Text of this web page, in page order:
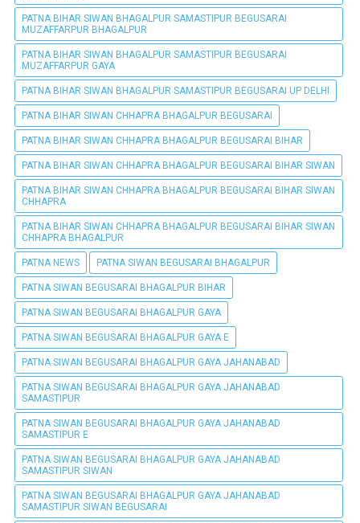
PATNA BIHAR SIWAN BHAGALPUR SAMASTIPUR BEGUSARAI
MUZAFFARPUR BHAGALPUR
PATNA BIHAR SIWAN BHAGALPUR SAMASTIPUR BEGUSARAI
MUZAFFARPUR GAYA
PATNA BIHAR SIWAN BHAGALPUR SAMASTIPUR BEGUSARAI UP DELHI
PATNA BIHAR SIWAN CHHAPRA BHAGALPUR BEGUSARAI
PATNA BIHAR SIWAN CHHAPRA BHAGALPUR BEGUSARAI BIHAR
PATNA BIHAR SIWAN CHHAPRA BHAGALPUR BEGUSARAI BIHAR SIWAN
PATNA BIHAR SIWAN CHHAPRA BHAGALPUR BEGUSARAI BIHAR SIWAN
CHHAPRA
PATNA BIHAR SIWAN CHHAPRA BHAGALPUR BEGUSARAI BIHAR SIWAN
CHHAPRA BHAGALPUR
PATNA NEWS PATNA SIWAN BEGUSARAI BHAGALPUR
PATNA SIWAN BEGUSARAI BHAGALPUR BIHAR
PATNA SIWAN BEGUSARAI BHAGALPUR GAYA
PATNA SIWAN BEGUSARAI BHAGALPUR GAYA E
PATNA SIWAN BEGUSARAI BHAGALPUR GAYA JAHANABAD
PATNA SIWAN BEGUSARAI BHAGALPUR GAYA JAHANABAD
SAMASTIPUR
PATNA SIWAN BEGUSARAI BHAGALPUR GAYA JAHANABAD
SAMASTIPUR E
PATNA SIWAN BEGUSARAI BHAGALPUR GAYA JAHANABAD
SAMASTIPUR SIWAN
PATNA SIWAN BEGUSARAI BHAGALPUR GAYA JAHANABAD
SAMASTIPUR SIWAN BEGUSARAI